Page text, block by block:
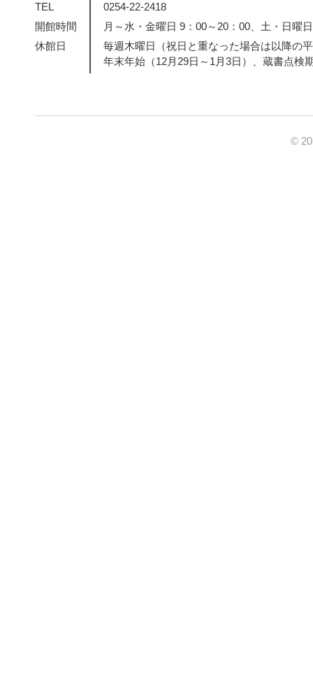
TEL
0254-22-2418
開館時間
月～水・金曜日 9：00～20：00、土・日曜
休館日
毎週木曜日（祝日と重なった場合は以降の
年末年始（12月29日～1月3日）、蔵書点検
©